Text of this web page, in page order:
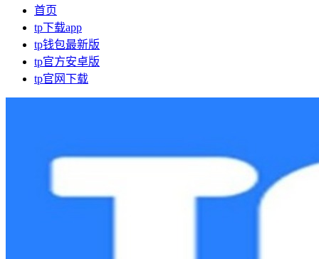
首页
tp下载app
tp钱包最新版
tp官方安卓版
tp官网下载